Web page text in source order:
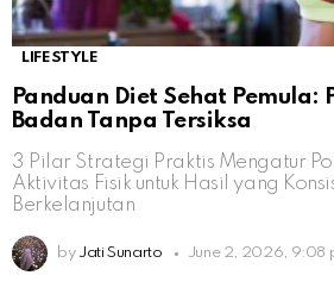
LIFESTYLE
Panduan Diet Sehat Pemula:
Badan Tanpa Tersiksa
3 Pilar Strategi Praktis Mengatur
Aktivitas Fisik untuk Hasil yang
Berkelanjutan
by Jati Sunarto June 2, 2026, 9:08